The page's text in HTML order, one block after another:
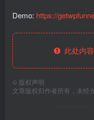
Demo: https://
此处内容
© 版权声明
文章版权归作者所有，未经